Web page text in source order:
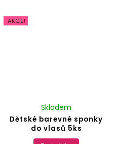
AKCE!
Dětské barevné sponky
do vlasů 5ks
Skladem